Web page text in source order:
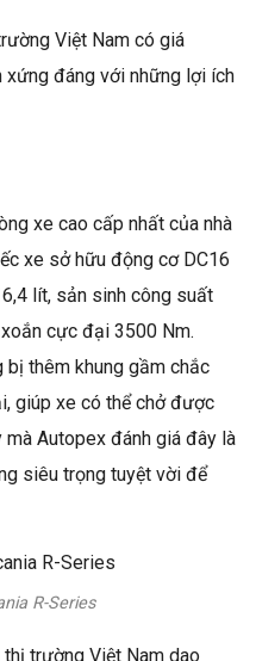
Việt Nam có giá
xứng đáng với những lợi ích
xe cao cấp nhất của nhà
xe sở hữu động cơ DC16
lít, sản sinh công suất
cực đại 3500 Nm.
thêm khung gầm chắc
giúp xe có thể chở được
Autopex đánh giá đây là
siêu trọng tuyệt vời để
R-Series
trường Việt Nam dao